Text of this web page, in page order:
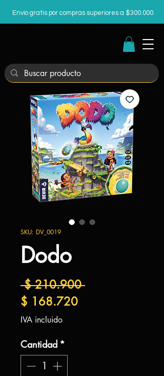
Envío gratis por compras superiores a $300.000
SKU: DV_0019
Dodo
$ 210.900 Precio
$ 168.720Precio
IVA incluido
Cantidad *